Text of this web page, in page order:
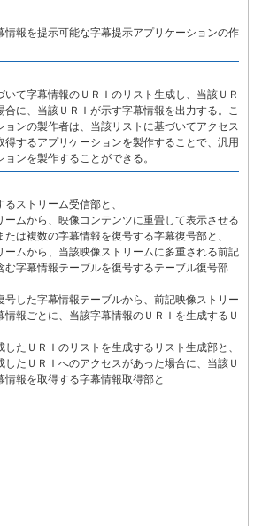
情報を提示可能な字幕提示アプリケーションの作
て字幕情報のＵＲＩのリスト生成し、当該ＵＲ
合に、当該ＵＲＩが示す字幕情報を出力する。こ
ョンの製作者は、当該リストに基づいてアクセス
得するアプリケーションを製作することで、汎用
ンを製作することができる。
ストリーム受信部と、
ームから、映像コンテンツに重畳して表示させる
は複数の字幕情報を復号する字幕復号部と、
ームから、当該映像ストリームに多重される前記
む字幕情報テーブルを復号するテーブル復号部
号した字幕情報テーブルから、前記映像ストリー
報ごとに、当該字幕情報のＵＲＩを生成するＵ
たＵＲＩのリストを生成するリスト生成部と、
たＵＲＩへのアクセスがあった場合に、当該Ｕ
情報を取得する字幕情報取得部と